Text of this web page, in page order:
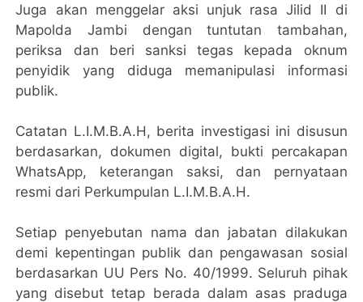
Juga akan menggelar aksi unjuk rasa Jilid II di
Mapolda Jambi dengan tuntutan tambahan,
periksa dan beri sanksi tegas kepada oknum
penyidik yang diduga memanipulasi informasi
publik.
Catatan L.I.M.B.A.H, berita investigasi ini disusun
berdasarkan, dokumen digital, bukti percakapan
WhatsApp, keterangan saksi, dan pernyataan
resmi dari Perkumpulan L.I.M.B.A.H.
Setiap penyebutan nama dan jabatan dilakukan
demi kepentingan publik dan pengawasan sosial
berdasarkan UU Pers No. 40/1999. Seluruh pihak
yang disebut tetap berada dalam asas praduga